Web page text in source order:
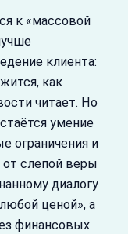
к «массовой
клиента:
как
читает. Но
умение
ограничения и
слепой веры
диалогу
ценой», а
финансовых